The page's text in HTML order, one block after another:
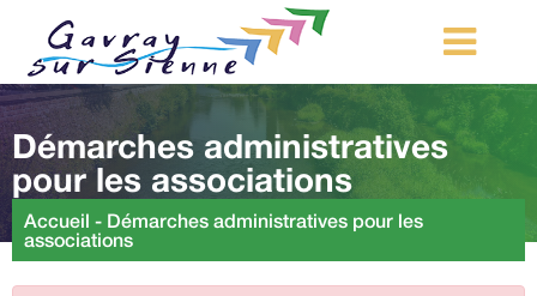
MA COMMUNE
MON QUOTIDIEN
LOISIRS ET TOURISME
MES DÉMARCHES
Démarches administratives
pour les associations
Accueil - Démarches administratives pour les
associations